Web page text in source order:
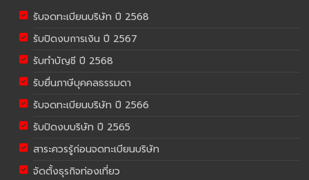
รับจดทะเบียนบริษัท ปี 2568
รับปิดงบการเงิน ปี 2567
รับทำบัญชี ปี 2568
รับยื่นภาษีบุคคลธรรมดา
รับจดทะเบียนบริษัท ปี 2566
รับปิดงบบริษัท ปี 2565
สาระควรรู้ก่อนจดทะเบียนบริษัท
จัดตั้งธุรกิจท่องเที่ยว